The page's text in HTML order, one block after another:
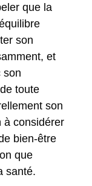
que la
son
et
son
toute
son
à considérer
bien-être
que
santé.